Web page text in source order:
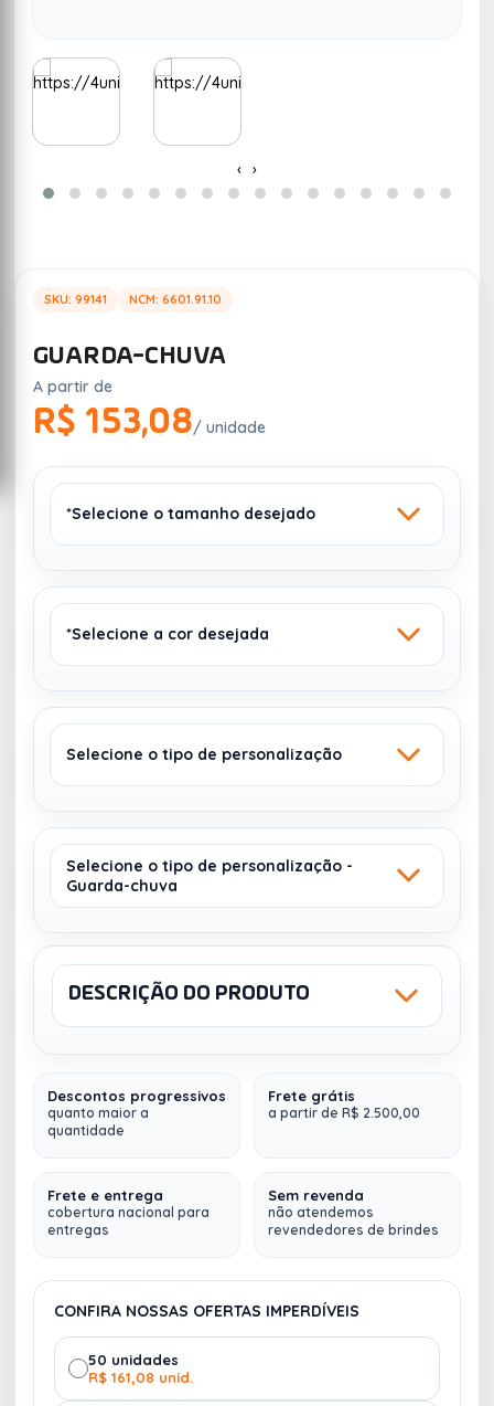
‹ ›
SKU: 99141 NCM: 6601.91.10
GUARDA-CHUVA
A partir de
R$ 153,08/ unidade
*Selecione o tamanho desejado
*Selecione a cor desejada
447
Selecione o tipo de personalização
Selecione o tipo de personalização -
Guarda-chuva
4 - 20 X 12
GOMO 4 - CORES:
GOMO 3 - CORES:
DESCRIÇÃO DO PRODUTO
Guarda-chuva
em cortiça com haste e pega em
madeira. Abertura automática.
ø105 x89 cm
Fazemos
Descontos progressivos
quanto maior a
quantidade
Frete grátis
a partir de R$ 2.500,00
Frete e entrega
cobertura nacional para
entregas
Sem revenda
não atendemos
revendedores de brindes
CONFIRA NOSSAS OFERTAS IMPERDÍVEIS
50 unidades
R$ 161,08 unid.